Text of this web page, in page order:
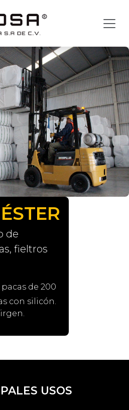
de
fieltros
de 200
con silicón.
USOS